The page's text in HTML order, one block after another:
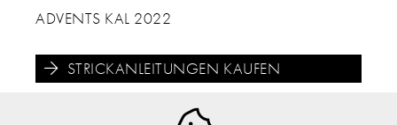
ADVENTS KAL 2022
STRICKANLEITUNGEN KAUFEN